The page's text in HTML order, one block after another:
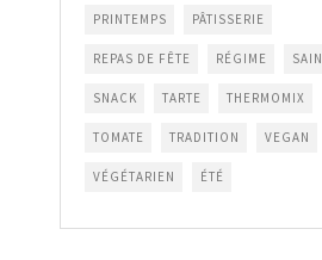
PRINTEMPS PÂTISSERIE
REPAS DE FÊTE RÉGIME SAIN
SNACK TARTE THERMOMIX
TOMATE TRADITION VEGAN
VÉGÉTARIEN ÉTÉ